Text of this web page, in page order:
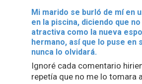
Mi marido se burló de mí en
en la piscina, diciendo que
atractiva como la nueva
hermano, así que lo puse en
nunca lo olvidará.
Ignoré cada comentario
repetía que no me lo tomara